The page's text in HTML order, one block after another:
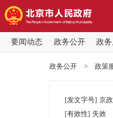
要闻动态 政务公开 政
党中
政务公开 > 政策
[发文字号] 京
[有效性] 失效